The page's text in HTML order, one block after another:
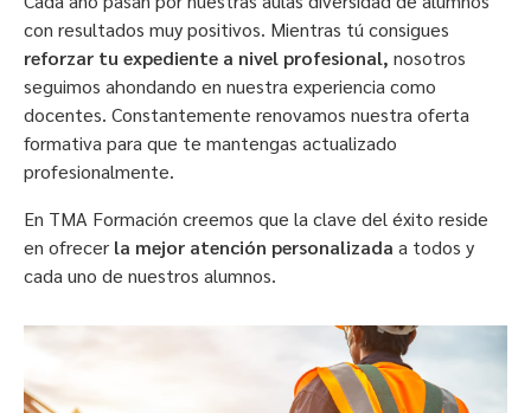
con resultados muy positivos. Mientras tú consigues
reforzar tu expediente a nivel profesional, nosotros
seguimos ahondando en nuestra experiencia como
docentes. Constantemente renovamos nuestra oferta
formativa para que te mantengas actualizado
profesionalmente.
En TMA Formación creemos que la clave del éxito reside
en ofrecer la mejor atención personalizada a todos y
cada uno de nuestros alumnos.